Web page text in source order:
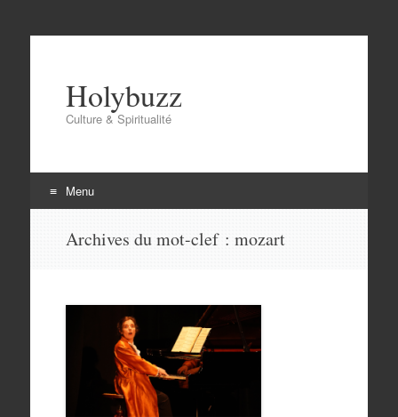
Holybuzz
Culture & Spiritualité
Menu
Archives du mot-clef : mozart